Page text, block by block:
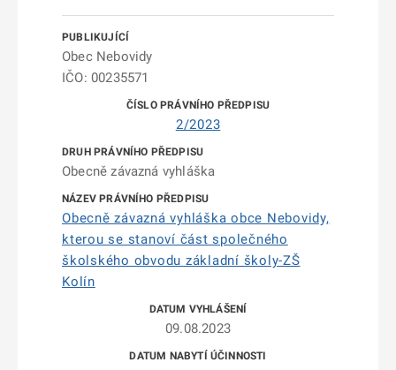
Obec Nebovidy
IČO: 00235571
2/2023
Obecně závazná vyhláška
Obecně závazná vyhláška obce Nebovidy,
kterou se stanoví část společného
školského obvodu základní školy-ZŠ
Kolín
09.08.2023